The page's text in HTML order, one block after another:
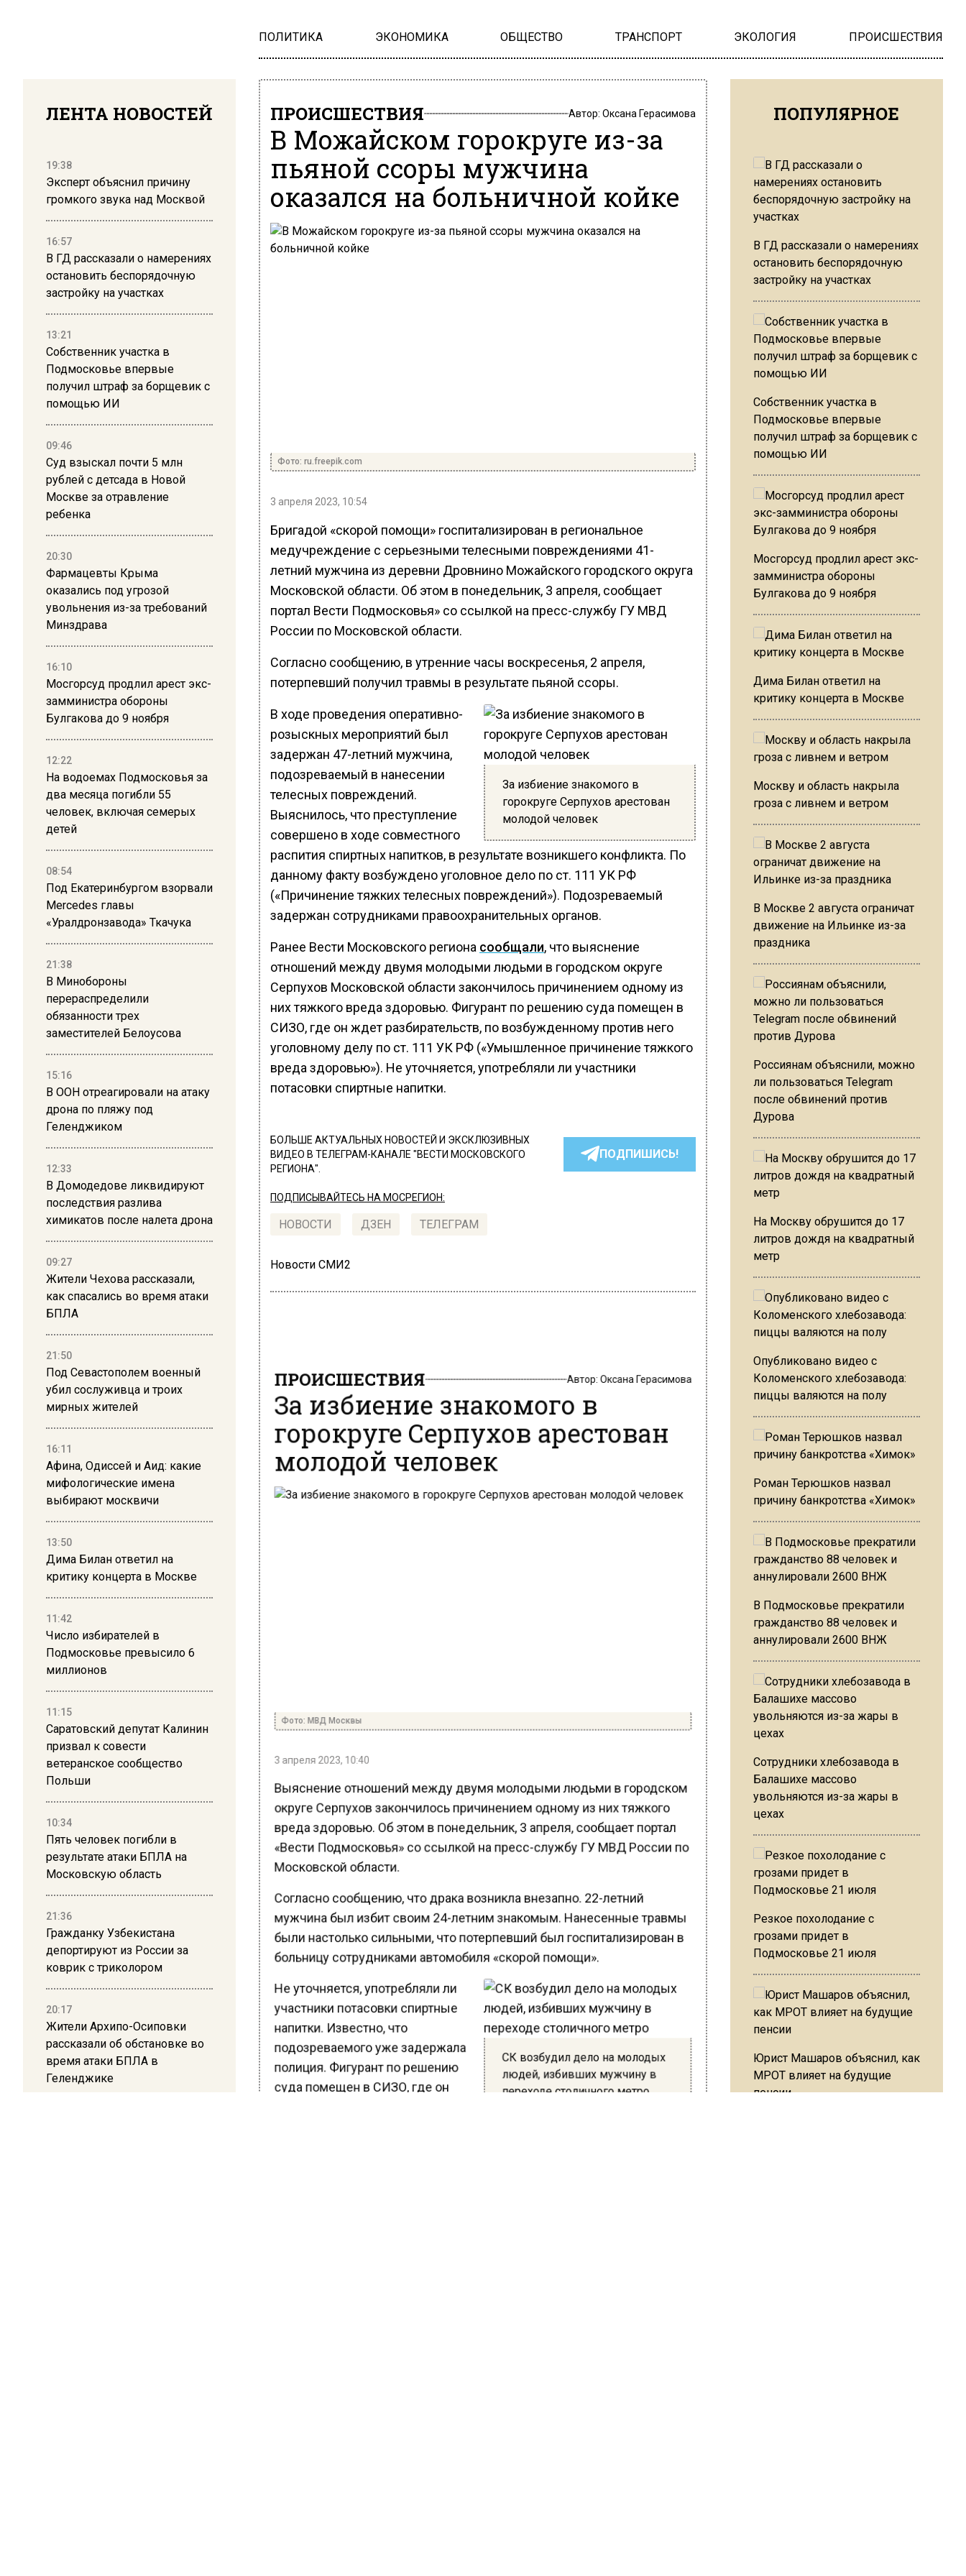
ПОЛИТИКА ЭКОНОМИКА ОБЩЕСТВО ТРАНСПОРТ ЭКОЛОГИЯ ПРОИСШЕСТВИЯ
ЛЕНТА НОВОСТЕЙ
19:38
Эксперт объяснил причину
громкого звука над Москвой
16:57
В ГД рассказали о намерениях
остановить беспорядочную
застройку на участках
13:21
Собственник участка в
Подмосковье впервые
получил штраф за борщевик с
помощью ИИ
09:46
Суд взыскал почти 5 млн
рублей с детсада в Новой
Москве за отравление
ребенка
20:30
Фармацевты Крыма
оказались под угрозой
увольнения из-за требований
Минздрава
16:10
Мосгорсуд продлил арест экс-
замминистра обороны
Булгакова до 9 ноября
12:22
На водоемах Подмосковья за
два месяца погибли 55
человек, включая семерых
детей
08:54
Под Екатеринбургом взорвали
Mercedes главы
«Уралдронзавода» Ткачука
21:38
В Минобороны
перераспределили
обязанности трех
заместителей Белоусова
15:16
В ООН отреагировали на атаку
дрона по пляжу под
Геленджиком
12:33
В Домодедове ликвидируют
последствия разлива
химикатов после налета дрона
09:27
Жители Чехова рассказали,
как спасались во время атаки
БПЛА
21:50
Под Севастополем военный
убил сослуживца и троих
мирных жителей
16:11
Афина, Одиссей и Аид: какие
мифологические имена
выбирают москвичи
13:50
Дима Билан ответил на
критику концерта в Москве
11:42
Число избирателей в
Подмосковье превысило 6
миллионов
11:15
Саратовский депутат Калинин
призвал к совести
ветеранское сообщество
Польши
10:34
Пять человек погибли в
результате атаки БПЛА на
Московскую область
21:36
Гражданку Узбекистана
депортируют из России за
коврик с триколором
20:17
Жители Архипо-Осиповки
рассказали об обстановке во
время атаки БПЛА в
Геленджике
ПРОИСШЕСТВИЯ Автор: Оксана Герасимова
В Можайском горокруге из-за
пьяной ссоры мужчина
оказался на больничной койке
Фото: ru.freepik.com
3 апреля 2023, 10:54
Бригадой «скорой помощи» госпитализирован в региональное
медучреждение с серьезными телесными повреждениями 41-
летний мужчина из деревни Дровнино Можайского городского округа
Московской области. Об этом в понедельник, 3 апреля, сообщает
портал Вести Подмосковья» со ссылкой на пресс-службу ГУ МВД
России по Московской области.
Согласно сообщению, в утренние часы воскресенья, 2 апреля,
потерпевший получил травмы в результате пьяной ссоры.
За избиение знакомого в
горокруге Серпухов арестован
молодой человек
В ходе проведения оперативно-
розыскных мероприятий был
задержан 47-летний мужчина,
подозреваемый в нанесении
телесных повреждений.
Выяснилось, что преступление
совершено в ходе совместного
распития спиртных напитков, в результате возникшего конфликта. По
данному факту возбуждено уголовное дело по ст. 111 УК РФ
(«Причинение тяжких телесных повреждений»). Подозреваемый
задержан сотрудниками правоохранительных органов.
Ранее Вести Московского региона сообщали, что выяснение
отношений между двумя молодыми людьми в городском округе
Серпухов Московской области закончилось причинением одному из
них тяжкого вреда здоровью. Фигурант по решению суда помещен в
СИЗО, где он ждет разбирательств, по возбужденному против него
уголовному делу по ст. 111 УК РФ («Умышленное причинение тяжкого
вреда здоровью»). Не уточняется, употребляли ли участники
потасовки спиртные напитки.
БОЛЬШЕ АКТУАЛЬНЫХ НОВОСТЕЙ И ЭКСКЛЮЗИВНЫХ
ВИДЕО В ТЕЛЕГРАМ-КАНАЛЕ "ВЕСТИ МОСКОВСКОГО
РЕГИОНА".
ПОДПИШИСЬ!
ПОДПИСЫВАЙТЕСЬ НА МОСРЕГИОН:
НОВОСТИ ДЗЕН ТЕЛЕГРАМ
Новости СМИ2
За избиение знакомого в
горокруге Серпухов арестован
молодой человек
Фото: МВД Москвы
3 апреля 2023, 10:40
Выяснение отношений между двумя молодыми людьми в городском
округе Серпухов закончилось причинением одному из них тяжкого
вреда здоровью. Об этом в понедельник, 3 апреля, сообщает портал
«Вести Подмосковья» со ссылкой на пресс-службу ГУ МВД России по
Московской области.
Согласно сообщению, что драка возникла внезапно. 22-летний
мужчина был избит своим 24-летним знакомым. Нанесенные травмы
были настолько сильными, что потерпевший был госпитализирован в
больницу сотрудниками автомобиля «скорой помощи».
СК возбудил дело на молодых
людей, избивших мужчину в
переходе столичного метро
Не уточняется, употребляли ли
участники потасовки спиртные
напитки. Известно, что
подозреваемого уже задержала
полиция. Фигурант по решению
суда помещен в СИЗО, где он
ПОПУЛЯРНОЕ
В ГД рассказали о намерениях
остановить беспорядочную
застройку на участках
Собственник участка в
Подмосковье впервые
получил штраф за борщевик с
помощью ИИ
Мосгорсуд продлил арест экс-
замминистра обороны
Булгакова до 9 ноября
Дима Билан ответил на
критику концерта в Москве
Москву и область накрыла
гроза с ливнем и ветром
В Москве 2 августа ограничат
движение на Ильинке из-за
праздника
Россиянам объяснили, можно
ли пользоваться Telegram
после обвинений против
Дурова
На Москву обрушится до 17
литров дождя на квадратный
метр
Опубликовано видео с
Коломенского хлебозавода:
пиццы валяются на полу
Роман Терюшков назвал
причину банкротства «Химок»
В Подмосковье прекратили
гражданство 88 человек и
аннулировали 2600 ВНЖ
Сотрудники хлебозавода в
Балашихе массово
увольняются из-за жары в
цехах
Резкое похолодание с
грозами придет в
Подмосковье 21 июля
Юрист Машаров объяснил, как
МРОТ влияет на будущие
пенсии